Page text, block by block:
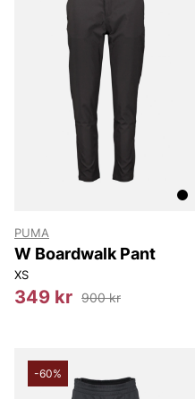
PUMA
W Boardwalk Pant
XS
349 kr 900 kr
-60%